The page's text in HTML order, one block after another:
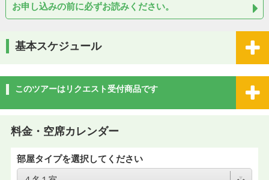
お申し込みの前に必ずお読みください。
基本スケジュール
このツアーはリクエスト受付商品です
料金・空席カレンダー
部屋タイプを選択してください